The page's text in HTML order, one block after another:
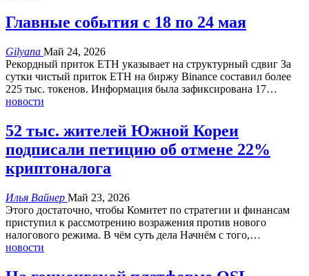
Главные события с 18 по 24 мая
Gilyana Май 24, 2026
Рекордный приток ETH указывает на структурный сдвиг За
сутки чистый приток ETH на биржу Binance составил более
225 тыс. токенов. Информация была зафиксирована 17…
новости
52 тыс. жителей Южной Кореи
подписали петицию об отмене 22%
криптоналога
Илья Вайнер Май 23, 2026
Этого достаточно, чтобы Комитет по стратегии и финансам
приступил к рассмотрению возражения против нового
налогового режима. В чём суть дела Начнём с того,…
новости